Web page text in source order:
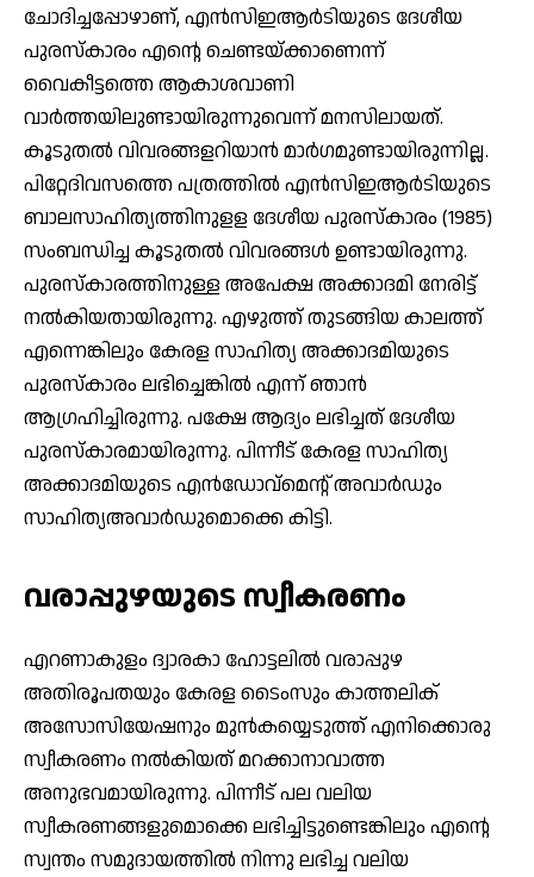
ചോദിച്ചപ്പോഴാണ്, എന്‍സിഇആര്‍ടിയുടെ ദേശീയ
പുരസ്‌കാരം എന്റെ ചെണ്ടയ്ക്കാണെന്ന്
വൈകീട്ടത്തെ ആകാശവാണി
വാര്‍ത്തയിലുണ്ടായിരുന്നുവെന്ന് മനസിലായത്.
കൂടുതല്‍ വിവരങ്ങളറിയാന്‍ മാര്‍ഗമുണ്ടായിരുന്നില്ല.
പിറ്റേദിവസത്തെ പത്രത്തില്‍ എന്‍സിഇആര്‍ടിയുടെ
ബാലസാഹിത്യത്തിനുളള ദേശീയ പുരസ്‌കാരം (1985)
സംബന്ധിച്ച കൂടുതല്‍ വിവരങ്ങള്‍ ഉണ്ടായിരുന്നു.
പുരസ്‌കാരത്തിനുള്ള അപേക്ഷ അക്കാദമി നേരിട്ട്
നല്‍കിയതായിരുന്നു. എഴുത്ത് തുടങ്ങിയ കാലത്ത്
എന്നെങ്കിലും കേരള സാഹിത്യ അക്കാദമിയുടെ
പുരസ്‌കാരം ലഭിച്ചെങ്കില്‍ എന്ന് ഞാന്‍
ആഗ്രഹിച്ചിരുന്നു. പക്ഷേ ആദ്യം ലഭിച്ചത് ദേശീയ
പുരസ്‌കാരമായിരുന്നു. പിന്നീട് കേരള സാഹിത്യ
അക്കാദമിയുടെ എന്‍ഡോവ്‌മെന്റ് അവാര്‍ഡും
സാഹിത്യഅവാര്‍ഡുമൊക്കെ കിട്ടി.
വരാപ്പുഴയുടെ സ്വീകരണം
എറണാകുളം ദ്വാരകാ ഹോട്ടലില്‍ വരാപ്പുഴ
അതിരൂപതയും കേരള ടൈംസും കാത്തലിക്
അസോസിയേഷനും മുന്‍കയ്യെടുത്ത് എനിക്കൊരു
സ്വീകരണം നല്‍കിയത് മറക്കാനാവാത്ത
അനുഭവമായിരുന്നു. പിന്നീട് പല വലിയ
സ്വീകരണങ്ങളുമൊക്കെ ലഭിച്ചിട്ടുണ്ടെങ്കിലും എന്റെ
സ്വന്തം സമുദായത്തില്‍ നിന്നു ലഭിച്ച വലിയ